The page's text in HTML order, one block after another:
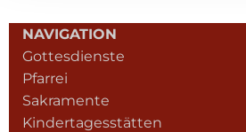
NAVIGATION
Gottesdienste
Pfarrei
Sakramente
Kindertagesstätten